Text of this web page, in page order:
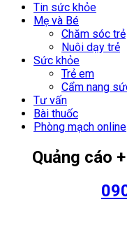
Tin sức khỏe
Mẹ và Bé
Chăm sóc trẻ
Nuôi dạy trẻ
Sức khỏe
Trẻ em
Cẩm nang
Tư vấn
Bài thuốc
Phòng mạch online
Quảng cáo